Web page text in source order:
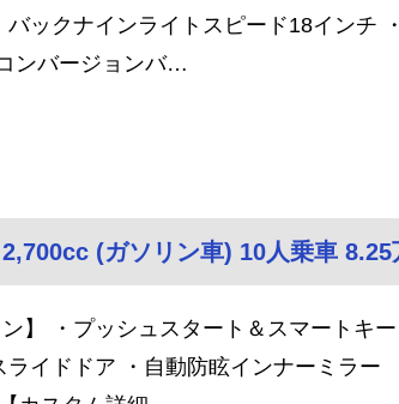
バックナインライトスピード18イン
ンバージョンバ…
(ガソリン車) 10人乗車 8.25
ン】 ・プッシュスタート＆スマートキ
ライドドア ・自動防眩インナーミラ